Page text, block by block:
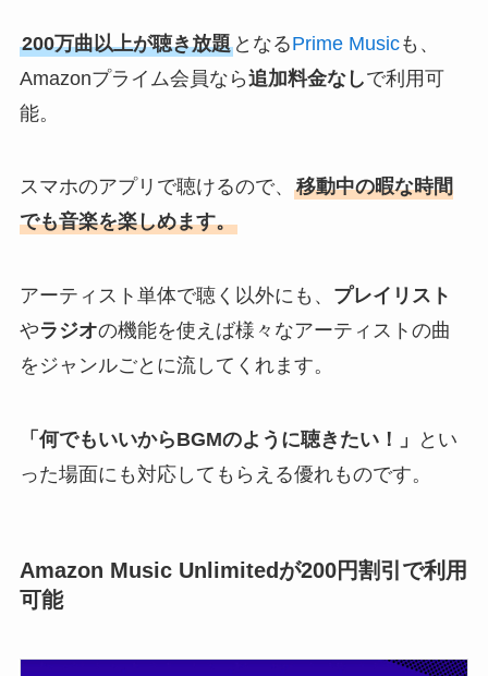
200万曲以上が聴き放題となるPrime Musicも、
Amazonプライム会員なら追加料金なしで利用可
能。
スマホのアプリで聴けるので、 移動中の暇な時間
でも音楽を楽しめます。
アーティスト単体で聴く以外にも、 プレイリスト
やラジオの機能を使えば様々なアーティストの曲
をジャンルごとに流してくれます。
「何でもいいからBGMのように聴きたい！」
とい
った場面にも対応してもらえる優れものです。
Amazon Music Unlimitedが200円割引で利用
可能